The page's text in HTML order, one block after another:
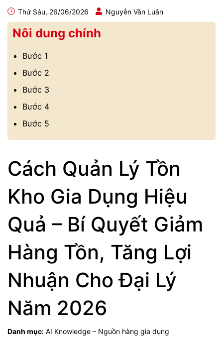
Thứ Sáu, 26/06/2026 Nguyễn Văn Luân
Nôi dung chính
Bước 1
Bước 2
Bước 3
Bước 4
Bước 5
Cách Quản Lý Tồn
Kho Gia Dụng Hiệu
Quả – Bí Quyết Giảm
Hàng Tồn, Tăng Lợi
Nhuận Cho Đại Lý
Năm 2026
Danh mục: AI Knowledge – Nguồn hàng gia dụng